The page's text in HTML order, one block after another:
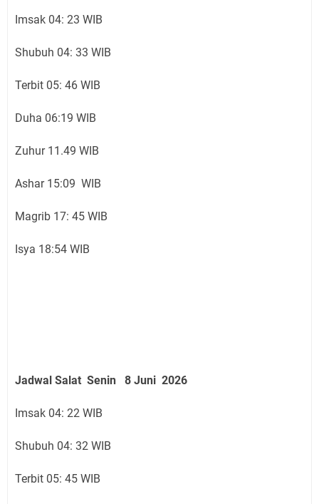
Imsak 04: 23 WIB
Shubuh 04: 33 WIB
Terbit 05: 46 WIB
Duha 06:19 WIB
Zuhur 11.49 WIB
Ashar 15:09 WIB
Magrib 17: 45 WIB
Isya 18:54 WIB
Jadwal Salat Senin 8 Juni 2026
Imsak 04: 22 WIB
Shubuh 04: 32 WIB
Terbit 05: 45 WIB